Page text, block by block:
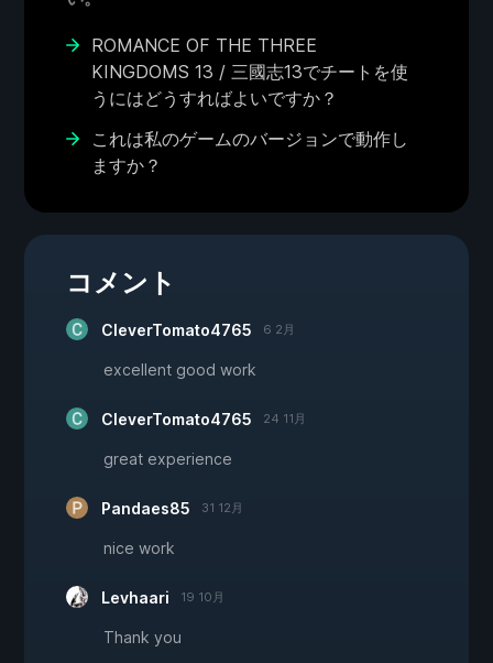
ROMANCE OF THE THREE
KINGDOMS 13 / 三國志13でチートを使
うにはどうすればよいですか？
これは私のゲームのバージョンで動作し
ますか？
コメント
CleverTomato4765 6 2月
excellent good work
CleverTomato4765 24 11月
great experience
Pandaes85 31 12月
nice work
Levhaari 19 10月
Thank you